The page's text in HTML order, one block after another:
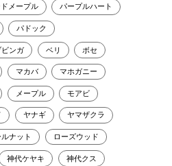
メープル パープルハート
パドック
ビンガ ベリ ボセ
マカバ マホガニー
メープル モアビ
ヤナギ ヤマザクラ
ナット ローズウッド
神代ケヤキ 神代クス